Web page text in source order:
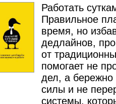
Работать
Правильное
время, но
дедлайнов,
от
помогает не
дел, а бережно
силы и не
системы,